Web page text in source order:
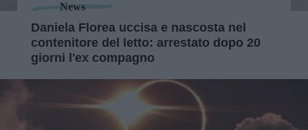
News
Daniela Florea uccisa e nascosta nel
contenitore del letto: arrestato dopo 20
giorni l'ex compagno